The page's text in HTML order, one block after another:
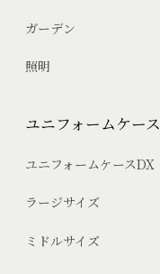
ガーデン
照明
ユニフォームケース
ユニフォームケースDX
ラージサイズ
ミドルサイズ